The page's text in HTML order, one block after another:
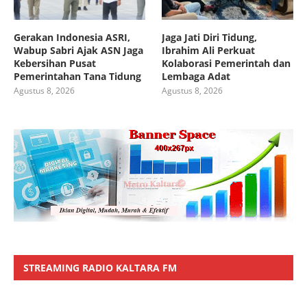
Gerakan Indonesia ASRI,
Wabup Sabri Ajak ASN Jaga
Kebersihan Pusat
Pemerintahan Tana Tidung
Agustus 8, 2026
Jaga Jati Diri Tidung,
Ibrahim Ali Perkuat
Kolaborasi Pemerintah dan
Lembaga Adat
Agustus 8, 2026
STREAMING RADIO KALTARA FM